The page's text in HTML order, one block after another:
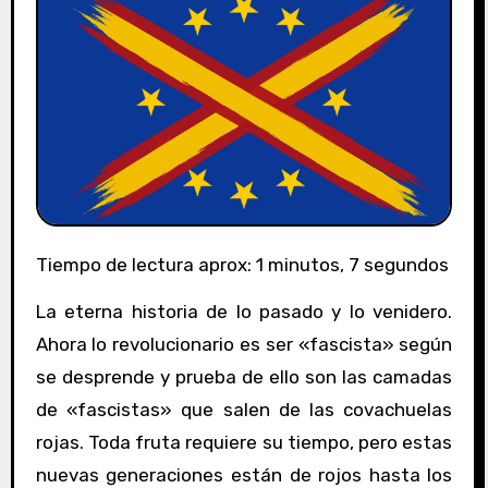
Tiempo de lectura aprox: 1 minutos, 7 segundos
La eterna historia de lo pasado y lo venidero.
Ahora lo revolucionario es ser «fascista» según
se desprende y prueba de ello son las camadas
de «fascistas» que salen de las covachuelas
rojas. Toda fruta requiere su tiempo, pero estas
nuevas generaciones están de rojos hasta los